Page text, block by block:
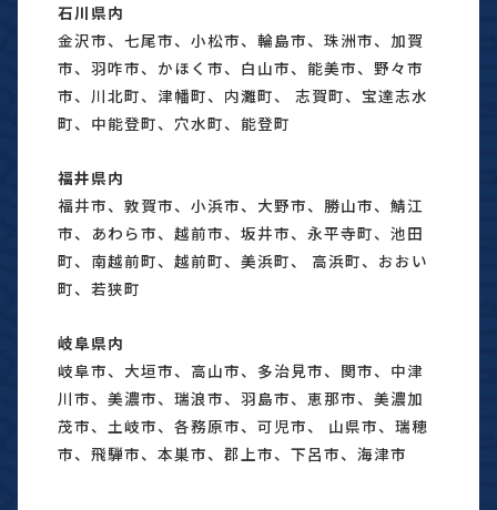
石川県内
金沢市、七尾市、小松市、輪島市、珠洲市、加賀
市、羽咋市、かほく市、白山市、能美市、野々市
市、川北町、津幡町、内灘町、 志賀町、宝達志水
町、中能登町、穴水町、能登町
福井県内
福井市、敦賀市、小浜市、大野市、勝山市、鯖江
市、あわら市、越前市、坂井市、永平寺町、池田
町、南越前町、越前町、美浜町、 高浜町、おおい
町、若狭町
岐阜県内
岐阜市、大垣市、高山市、多治見市、関市、中津
川市、美濃市、瑞浪市、羽島市、恵那市、美濃加
茂市、土岐市、各務原市、可児市、 山県市、瑞穂
市、飛騨市、本巣市、郡上市、下呂市、海津市